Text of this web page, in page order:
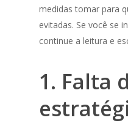
medidas tomar para
evitadas. Se você se
continue a leitura e
1. Falta